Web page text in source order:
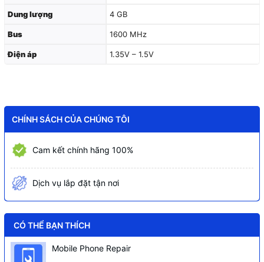
Dung lượng 4 GB
Bus 1600 MHz
Điện áp 1.35V – 1.5V
CHÍNH SÁCH CỦA CHÚNG TÔI
Cam kết chính hãng 100%
Dịch vụ lắp đặt tận nơi
CÓ THỂ BẠN THÍCH
Mobile Phone Repair